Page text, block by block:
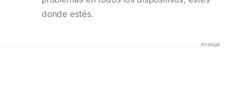
donde estés.
Anzeige